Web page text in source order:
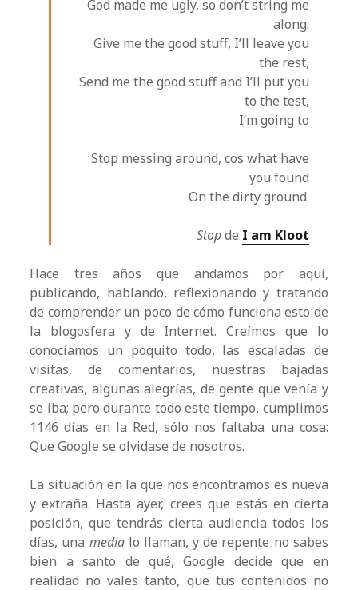
God made me ugly, so don’t string me
along.
Give me the good stuff, I’ll leave you
the rest,
Send me the good stuff and I’ll put you
to the test,
I’m going to
Stop messing around, cos what have
you found
On the dirty ground.
Stopde I am Kloot
Hace tres años que andamos por aquí,
publicando, hablando, reflexionando y tratando
de comprender un poco de cómo funciona esto de
la blogosfera y de Internet. Creímos que lo
conocíamos un poquito todo, las escaladas de
visitas, de comentarios, nuestras bajadas
creativas, algunas alegrías, de gente que venía y
se iba; pero durante todo este tiempo, cumplimos
1146 días en la Red, sólo nos faltaba una cosa:
Que Google se olvidase de nosotros.
La situación en la que nos encontramos es nueva
y extraña. Hasta ayer, crees que estás en cierta
posición, que tendrás cierta audiencia todos los
días, una medialo llaman, y de repente no sabes
bien a santo de qué, Google decide que en
realidad no vales tanto, que tus contenidos no